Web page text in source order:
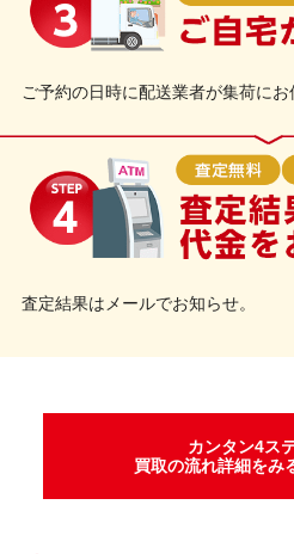
ご予約の日時に配送業者が集荷にお
査定結果はメールでお知らせ。
カンタン4ス
買取の流れ詳細をみ